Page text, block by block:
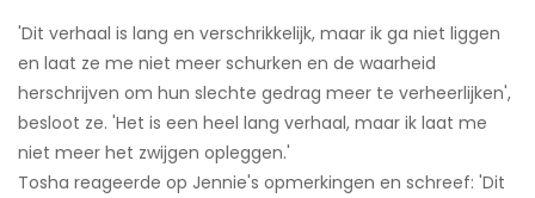
'Dit verhaal is lang en verschrikkelijk, maar ik ga niet liggen
en laat ze me niet meer schurken en de waarheid
herschrijven om hun slechte gedrag meer te verheerlijken',
besloot ze. 'Het is een heel lang verhaal, maar ik laat me
niet meer het zwijgen opleggen.'
Tosha reageerde op Jennie's opmerkingen en schreef: 'Dit